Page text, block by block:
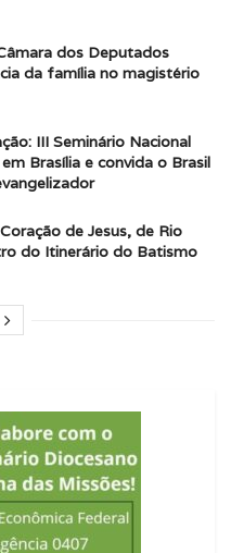
dos Deputados
da família no magistério
III Seminário Nacional
Brasília e convida o Brasil
de Jesus, de Rio
do Itinerário do Batismo